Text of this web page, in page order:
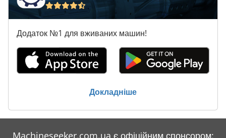
Додаток №1 для вживаних машин!
Докладніше
Machineseeker.com.ua є офіційним спонсором: